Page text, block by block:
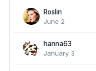
Roslin
June 2
hanna63
January 3